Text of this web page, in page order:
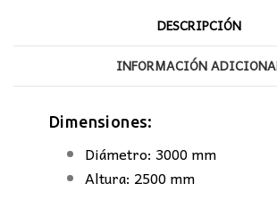
DESCRIPCIÓN
INFORMACIÓN
Dimensiones:
Diámetro: 3000 mm
Altura: 2500 mm